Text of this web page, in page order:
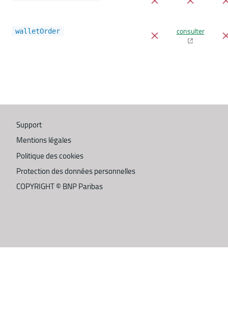
walletOrder consulter
Support
Mentions légales
Politique des cookies
Protection des données personnelles
COPYRIGHT © BNP Paribas